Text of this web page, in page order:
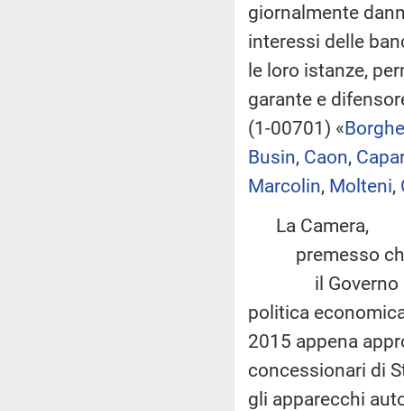
giornalmente
interessi delle
le loro istanze,
garante e
(1-00701) «
Busin, Caon,
Marcolin, Molteni,
La Camera,
premesso
il Governo ha
politica
2015 appena
concessionari di
gli apparecchi